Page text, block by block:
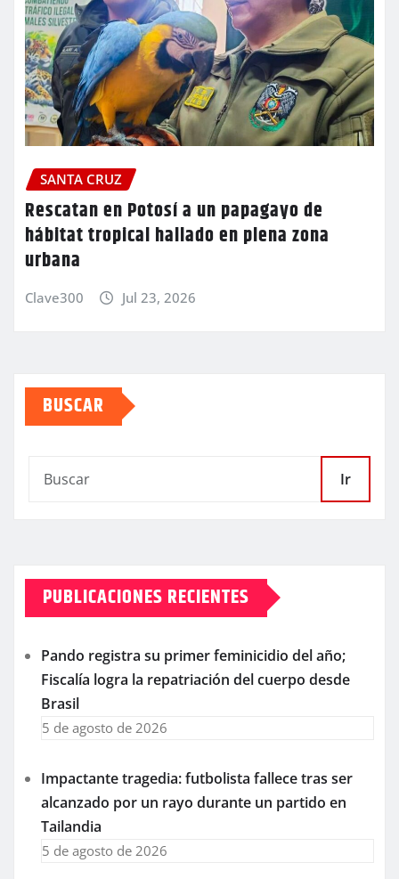
SANTA CRUZ
Rescatan en Potosí a un papagayo de
hábitat tropical hallado en plena zona
urbana
Clave300 Jul 23, 2026
BUSCAR
Ir
PUBLICACIONES RECIENTES
Pando registra su primer feminicidio del año;
Fiscalía logra la repatriación del cuerpo desde
Brasil
5 de agosto de 2026
Impactante tragedia: futbolista fallece tras ser
alcanzado por un rayo durante un partido en
Tailandia
5 de agosto de 2026